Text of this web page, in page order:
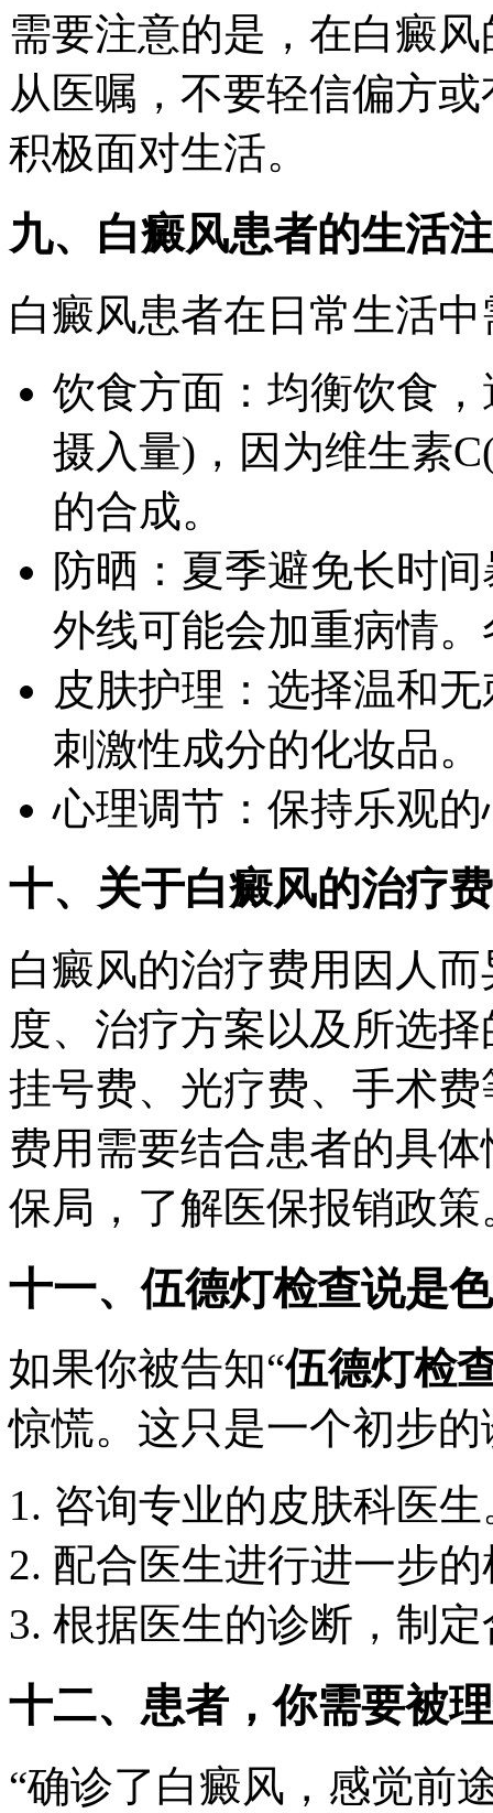
需要注意的是，在白癜
从医嘱，不要轻信偏方
积极面对生活。
九、白癜风患者的生活
白癜风患者在日常生活
饮食方面：均衡饮食
摄入量)，因为维生素
的合成。
防晒：夏季避免长时
外线可能会加重病情
皮肤护理：选择温和
刺激性成分的化妆品。
心理调节：保持乐观
十、关于白癜风的治疗
白癜风的治疗费用因人
度、治疗方案以及所选
挂号费、光疗费、手术
费用需要结合患者的具
保局，了解医保报销政策
十一、伍德灯检查说是
如果你被告知“伍德灯检
惊慌。这只是一个初步
咨询专业的皮肤科医生
配合医生进行进一步
根据医生的诊断，制
十二、患者，你需要被
“确诊了白癜风，感觉前